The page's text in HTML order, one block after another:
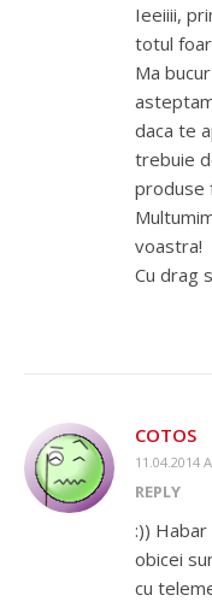
Ieeiiii,
totul
Ma
daca te
trebuie
produse
voastra!
Cu drag
COTOS
11.04.2014
REPLY
:)) Habar
obicei
cu